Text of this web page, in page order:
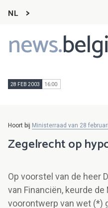
NL
news.
Main
navigation
28 FEB 2003 16:00
Hoort bij Ministerraad van 28
Zegelrecht op
Op voorstel van de heer
van Financiën, keurde
voorontwerp van wet (*)